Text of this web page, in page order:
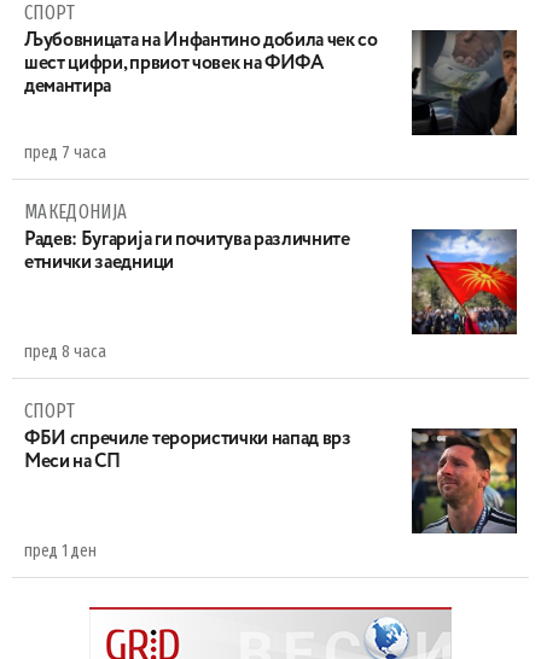
СПОРТ
Љубовницата на Инфантино добила чек со
шест цифри, првиот човек на ФИФА
демантира
пред 7 часа
МАКЕДОНИЈА
Радев: Бугарија ги почитува различните
етнички заедници
пред 8 часа
СПОРТ
ФБИ спречиле терористички напад врз
Меси на СП
пред 1 ден